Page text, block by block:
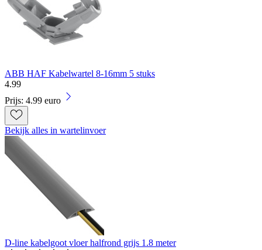
ABB HAF Kabelwartel 8-16mm 5 stuks
4.99
Prijs: 4.99 euro
Bekijk alles in wartelinvoer
D-line kabelgoot vloer halfrond grijs 1.8 meter